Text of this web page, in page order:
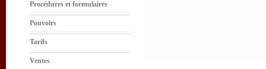
Procédures et formulaires
Pouvoirs
Tarifs
Ventes